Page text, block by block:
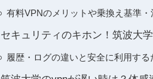
有料VPNのメリットや乗換え基準
セキュリティのキホン！筑波大
履歴・ログの違いと安全に利用する